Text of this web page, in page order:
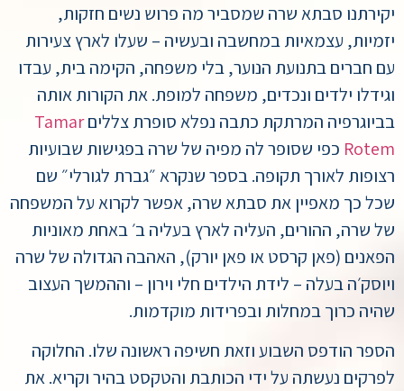
יקירתנו סבתא שרה שמסביר מה פרוש נשים חזקות,
יזמיות, עצמאיות במחשבה ובעשיה – שעלו לארץ צעירות
עם חברים בתנועת הנוער, בלי משפחה, הקימה בית, עבדו
וגידלו ילדים ונכדים, משפחה למופת. את הקורות אותה
בביוגרפיה המרתקת כתבה נפלא סופרת צלליםTamar
Rotem כפי שסופר לה מפיה של שרה בפגישות שבועיות
רצופות לאורך תקופה. בספר שנקרא ״גברת לגורלי״ שם
שכל כך מאפיין את סבתא שרה, אפשר לקרוא על המשפחה
של שרה, ההורים, העליה לארץ בעליה ב׳ באחת מאוניות
הפאנים (פאן קרסט או פאן יורק), האהבה הגדולה של שרה
ויוסק׳ה בעלה – לידת הילדים חלי וירון – וההמשך העצוב
שהיה כרוך במחלות ובפרידות מוקדמות.
הספר הודפס השבוע וזאת חשיפה ראשונה שלו. החלוקה
לפרקים נעשתה על ידי הכותבת והטקסט בהיר וקריא. את